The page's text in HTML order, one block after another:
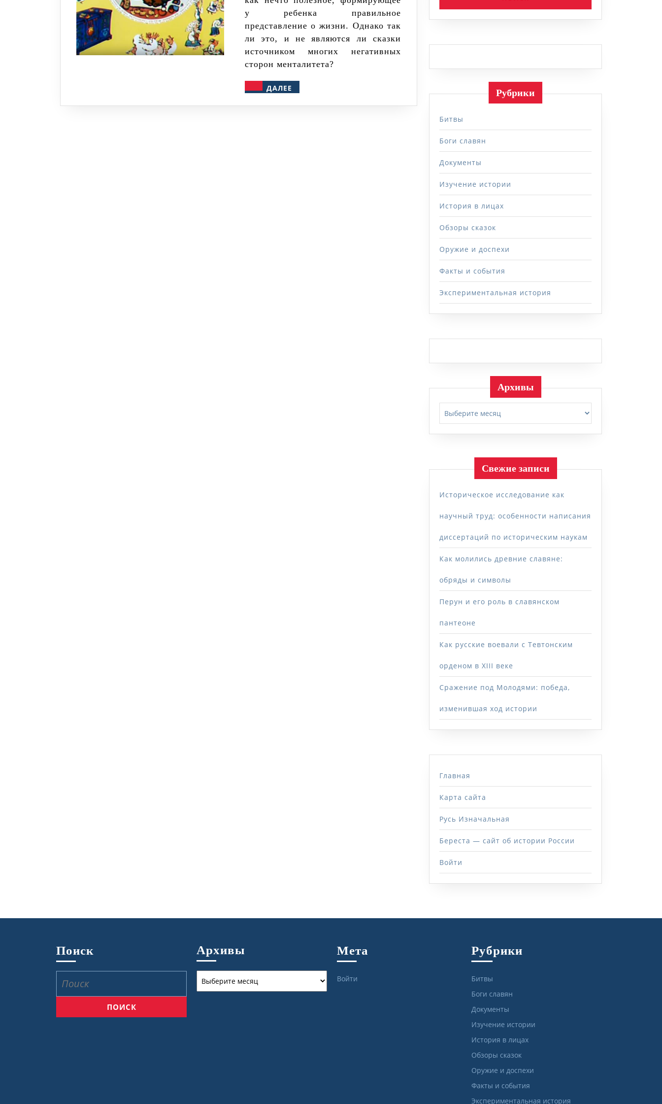
Обзор
сказки
«Ох»
у ребенка правильное
представление о жизни. Однако так
ли это, и не являются ли сказки
источником многих негативных
сторон менталитета?
ДАЛЕЕ Рубрики
Битвы
Боги славян
Документы
Изучение истории
История в лицах
Обзоры сказок
Оружие и доспехи
Факты и события
Экспериментальная история
Архивы
Свежие записи
Историческое исследование как
научный труд: особенности написания
диссертаций по историческим наукам
Как молились древние славяне:
обряды и символы
Перун и его роль в славянском
пантеоне
Как русские воевали с Тевтонским
орденом в XIII веке
Сражение под Молодями: победа,
изменившая ход истории
Главная
Карта сайта
Русь Изначальная
Береста — сайт об истории России
Войти
Поиск Архивы Мета
Войти
Рубрики
Битвы
Боги славян
Документы
Изучение истории
История в лицах
Обзоры сказок
Оружие и доспехи
Факты и события
Экспериментальная история